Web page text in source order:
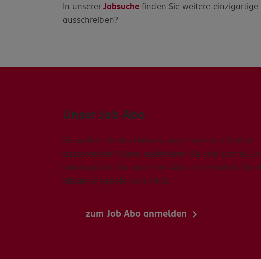
In unsererJobsuche finden Sie weitere
ausschreiben?
Unser Job Abo
Sie wollen direkt erfahren, wenn wir neue Stellen
ausschreiben? Dann registrieren Sie sich schnell
unkompliziert für unser Job Abo und erhalten Sie
Stellenangebote via E-Mail.
zum Job Abo anmelden